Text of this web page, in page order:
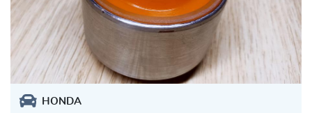
HONDA